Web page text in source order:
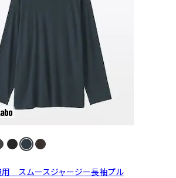
用 スムースジャージー長袖プル